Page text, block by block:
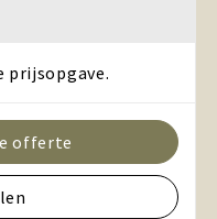
prijsopgave.
offerte